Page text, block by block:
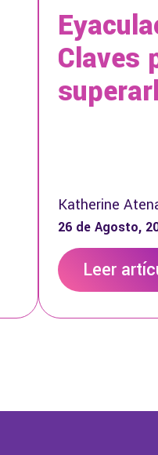
Claves
Katherine
26 de Agosto,
Leer